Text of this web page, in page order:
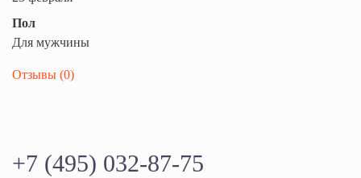
Пол
Для мужчины
Отзывы (0)
+7 (495) 032-87-75